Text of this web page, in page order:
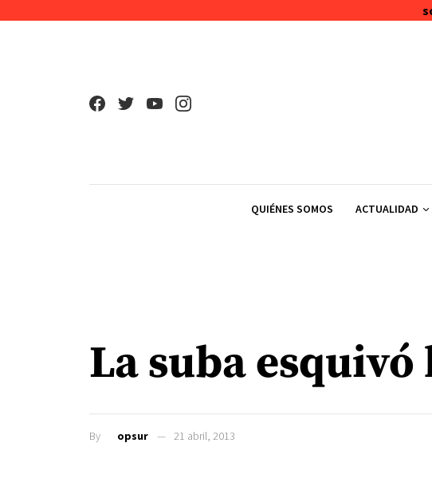
QUIÉNES SOMOS ACTUALIDAD
La suba esquivó
By opsur 21 abril, 2013